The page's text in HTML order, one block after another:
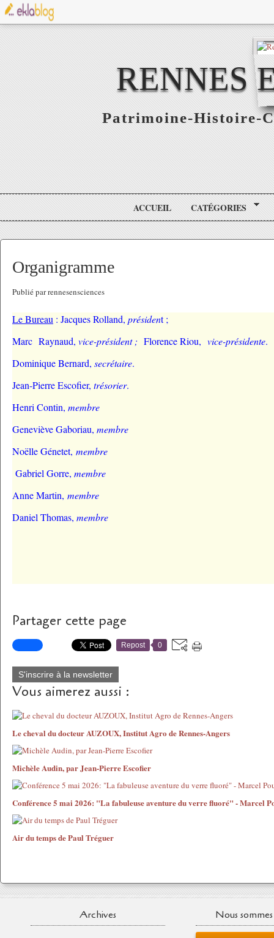
RENNES
Patrimoine-Histoire-
ACCUEIL CATÉGORIES
Organigramme
Publié par rennesensciences
Le Bureau : Jacques Rolland, président ;
Marc Raynaud, vice-président ; Florence Riou, vice-présidente.
Dominique Bernard, secrétaire.
Jean-Pierre Escofier, trésorier.
Henri Contin, membre
Geneviève Gaboriau, membre
Noëlle Génetet, membre
Gabriel Gorre, membre
Anne Martin, membre
Daniel Thomas, membre
Partager cette page
Repost 0
S'inscrire à la newsletter
Vous aimerez aussi :
Le cheval du docteur AUZOUX, Institut Agro de Rennes-Angers
Michèle Audin, par Jean-Pierre Escofier
Conférence 5 mai 2026: "La fabuleuse aventure du verre fluoré" - Marcel
Air du temps de Paul Tréguer
Archives Nous